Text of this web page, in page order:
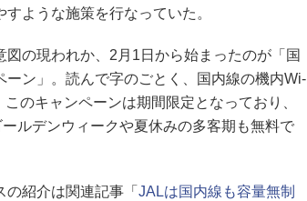
ような施策を行なっていた。
の現われか、2月1日から始まったのが「国
ン」。読んで字のごとく、国内線の機内Wi-
のキャンペーンは期間限定となっており、
ルデンウィークや夏休みの多客期も無料で
紹介は関連記事「 JALは国内線も容量無制